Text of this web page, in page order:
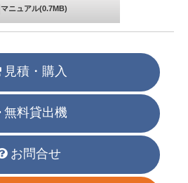
マニュアル(0.7MB)
見積・購入
無料貸出機
お問合せ